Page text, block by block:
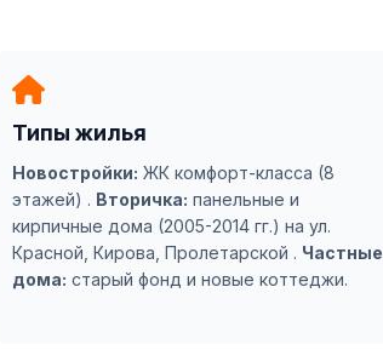
Типы жилья
Новостройки: ЖК комфорт-класса (8
этажей) . Вторичка: панельные и
кирпичные дома (2005-2014 гг.) на ул.
Красной, Кирова, Пролетарской . Частные
дома: старый фонд и новые коттеджи.